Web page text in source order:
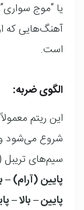
یا “موج
آهنگ‌هایی که
است.
الگوی ضربه:
این ریتم
شروع می‌شود
سیم‌های تریبل
پایین (آرام) –
پایین – بالا –